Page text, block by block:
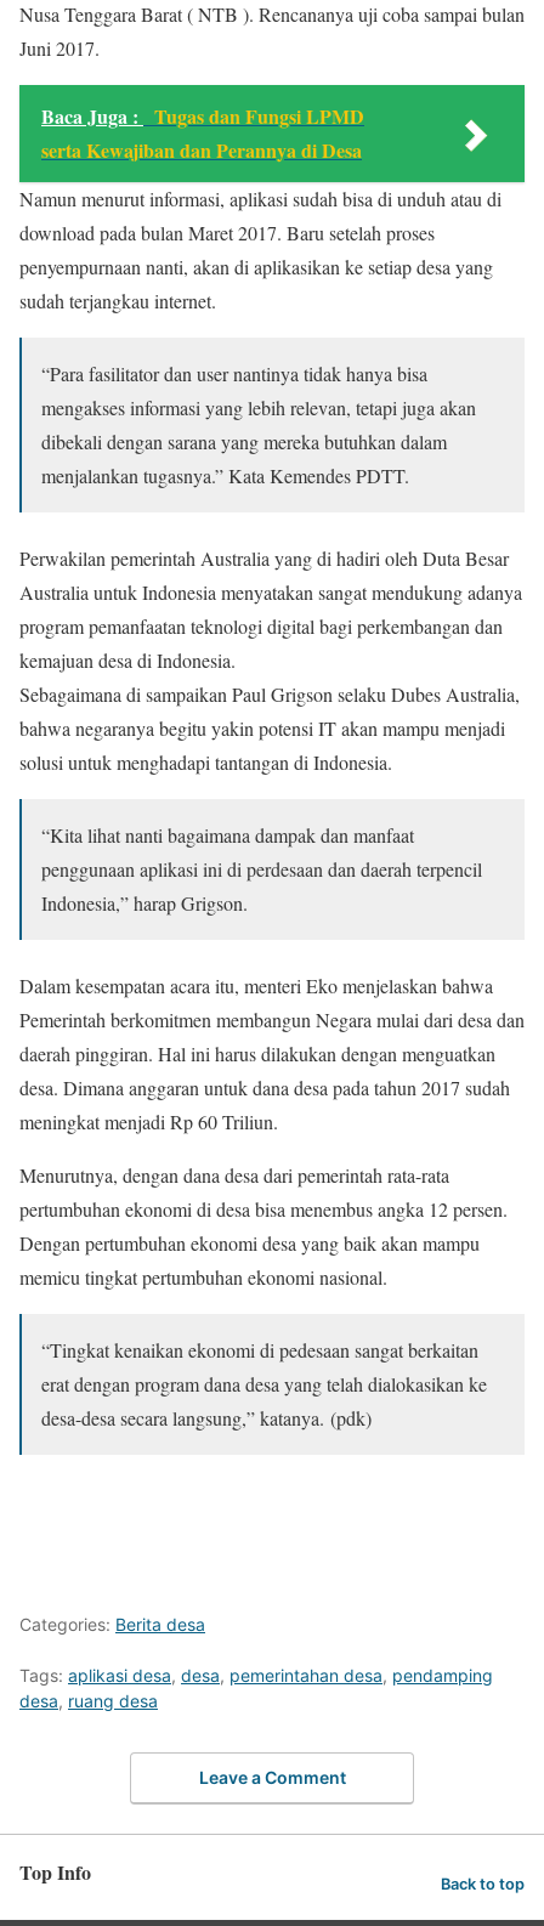
Nusa Tenggara Barat ( NTB ). Rencananya uji coba sampai bulan
Juni 2017.
Baca Juga :
Tugas dan Fungsi LPMD
serta Kewajiban dan Perannya di Desa
Namun menurut informasi, aplikasi sudah bisa di unduh atau di
download pada bulan Maret 2017. Baru setelah proses
penyempurnaan nanti, akan di aplikasikan ke setiap desa yang
sudah terjangkau internet.
“Para fasilitator dan user nantinya tidak hanya bisa
mengakses informasi yang lebih relevan, tetapi juga akan
dibekali dengan sarana yang mereka butuhkan dalam
menjalankan tugasnya.” Kata Kemendes PDTT.
Perwakilan pemerintah Australia yang di hadiri oleh Duta Besar
Australia untuk Indonesia menyatakan sangat mendukung adanya
program pemanfaatan teknologi digital bagi perkembangan dan
kemajuan desa di Indonesia.
Sebagaimana di sampaikan Paul Grigson selaku Dubes Australia,
bahwa negaranya begitu yakin potensi IT akan mampu menjadi
solusi untuk menghadapi tantangan di Indonesia.
“Kita lihat nanti bagaimana dampak dan manfaat
penggunaan aplikasi ini di perdesaan dan daerah terpencil
Indonesia,” harap Grigson.
Dalam kesempatan acara itu, menteri Eko menjelaskan bahwa
Pemerintah berkomitmen membangun Negara mulai dari desa dan
daerah pinggiran. Hal ini harus dilakukan dengan menguatkan
desa. Dimana anggaran untuk dana desa pada tahun 2017 sudah
meningkat menjadi Rp 60 Triliun.
Menurutnya, dengan dana desa dari pemerintah rata-rata
pertumbuhan ekonomi di desa bisa menembus angka 12 persen.
Dengan pertumbuhan ekonomi desa yang baik akan mampu
memicu tingkat pertumbuhan ekonomi nasional.
“Tingkat kenaikan ekonomi di pedesaan sangat berkaitan
erat dengan program dana desa yang telah dialokasikan ke
desa-desa secara langsung,” katanya. (pdk)
Categories: Berita desa
Tags: aplikasi desa, desa, pemerintahan desa, pendamping
desa, ruang desa
Leave a Comment
Top Info Back to top